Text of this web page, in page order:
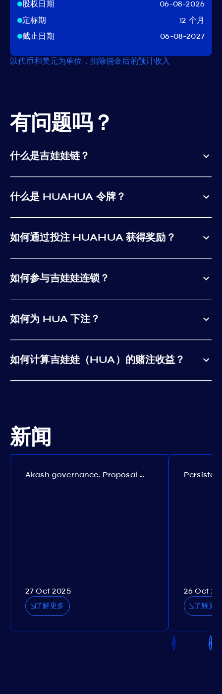
股权日期
06-08-2026
定标期
12 个月
截止日期
06-08-2027
以代币和美元为单位，扣除佣金后的预计收入
有问题吗？
什么是吉娃娃链？
什么是 HUAHUA 令牌？
如何通过投注 HUAHUA 获得奖励？
如何参与吉娃娃连锁？
如何为 HUA 下注？
如何计算吉娃娃（HUA）的赌注收益？
新闻
Akash governance. Proposal №308
27 Oct 2025
了解更多
26 Oct
了解更